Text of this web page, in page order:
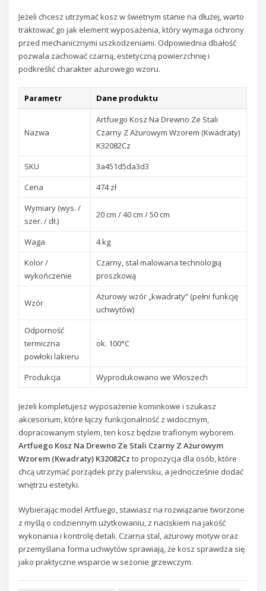
Jeżeli chcesz utrzymać kosz w świetnym stanie na dłużej, warto
traktować go jak element wyposażenia, który wymaga ochrony
przed mechanicznymi uszkodzeniami. Odpowiednia dbałość
pozwala zachować czarną, estetyczną powierzchnię i
podkreślić charakter ażurowego wzoru.
Parametr Dane produktu
Nazwa
Artfuego Kosz Na Drewno Ze Stali
Czarny Z Ażurowym Wzorem (Kwadraty)
K32082Cz
SKU
3a451d5da3d3
Cena
474 zł
Wymiary (wys. /
szer. / dł.)
20 cm / 40 cm / 50 cm
Waga
4 kg
Kolor /
wykończenie
Czarny, stal malowana technologią
proszkową
Wzór
Ażurowy wzór „kwadraty” (pełni funkcję
uchwytów)
Odporność
termiczna
powłoki lakieru
ok. 100°C
Produkcja Wyprodukowano we Włoszech
Jeżeli kompletujesz wyposażenie kominkowe i szukasz
akcesorium, które łączy funkcjonalność z widocznym,
dopracowanym stylem, ten kosz będzie trafionym wyborem.
Artfuego Kosz Na Drewno Ze Stali Czarny Z Ażurowym
Wzorem (Kwadraty) K32082Cz to propozycja dla osób, które
chcą utrzymać porządek przy palenisku, a jednocześnie dodać
wnętrzu estetyki.
Wybierając model Artfuego, stawiasz na rozwiązanie tworzone
z myślą o codziennym użytkowaniu, z naciskiem na jakość
wykonania i kontrolę detali. Czarna stal, ażurowy motyw oraz
przemyślana forma uchwytów sprawiają, że kosz sprawdza się
jako praktyczne wsparcie w sezonie grzewczym.